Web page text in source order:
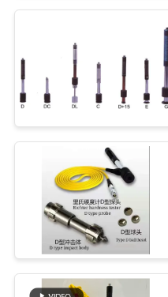
СВЯЖИТЕСЬ
СПРОСИТЕ
КАРТА
САЙТА
PRIVACY
POLICY